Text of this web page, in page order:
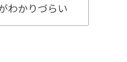
わかりづらい